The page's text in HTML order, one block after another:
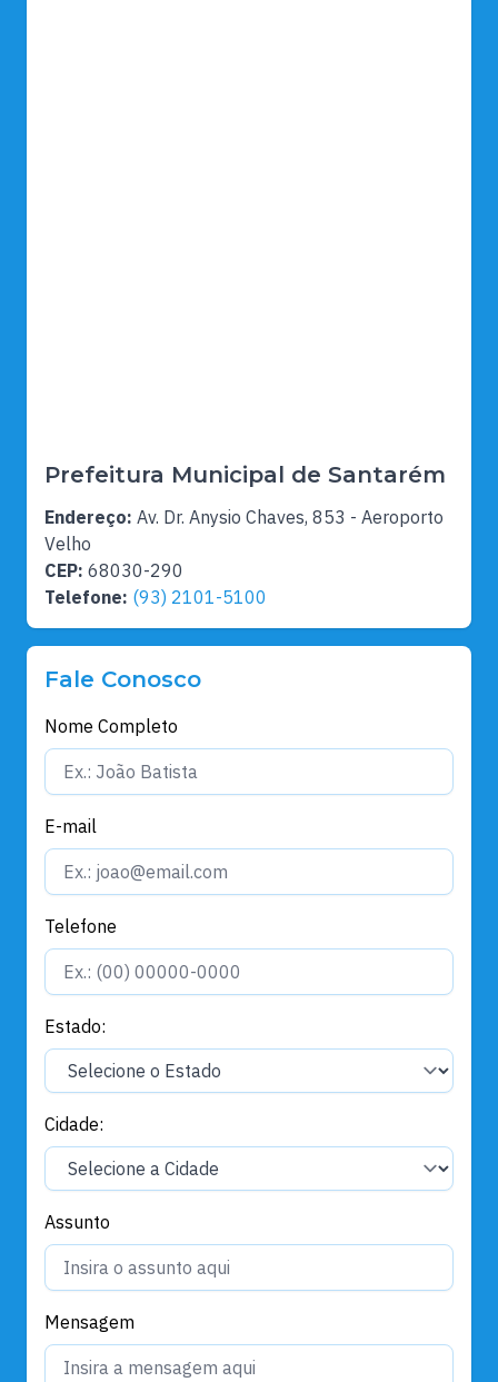
Prefeitura Municipal de Santarém
Endereço: Av. Dr. Anysio Chaves, 853 - Aeroporto
Velho
CEP: 68030-290
Telefone: (93) 2101-5100
Fale Conosco
Nome Completo
E-mail
Telefone
Estado:
Cidade:
Assunto
Mensagem